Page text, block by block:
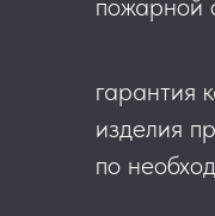
гарантия
изделия
по